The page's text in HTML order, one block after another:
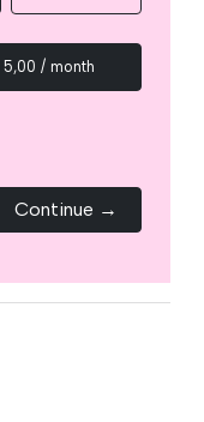
/ month
Continue →